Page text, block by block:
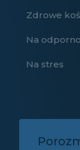
Zdrowe
Na
Na stres